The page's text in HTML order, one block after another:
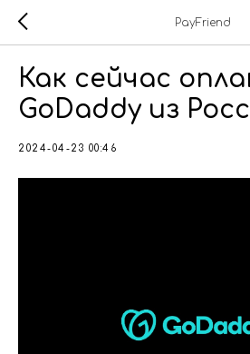
PayFriend
Как сейчас
GoDaddy из
2024-04-23 00:46